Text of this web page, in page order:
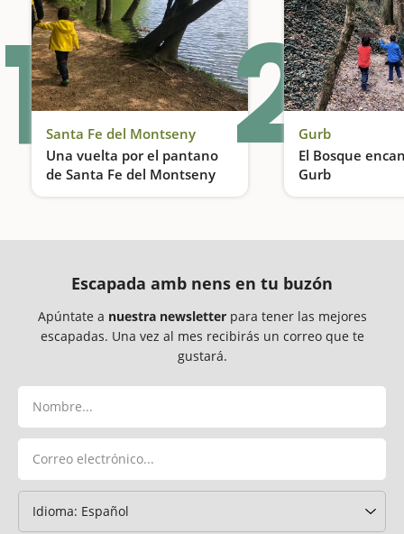
1Santa Fe del Montseny
Una vuelta por el pantano
de Santa Fe del Montseny
Una excursión ideal para hacer con niños
2Gurb
El Bosque
Gurb
Escapada amb nens en tu buzón
Apúntate a nuestra newsletterpara tener las mejores
escapadas. Una vez al mes recibirás un correo que te
gustará.